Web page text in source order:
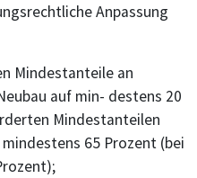
Anpassung
Mindestanteile an
auf min- destens 20
Mindestanteilen
65 Prozent (bei